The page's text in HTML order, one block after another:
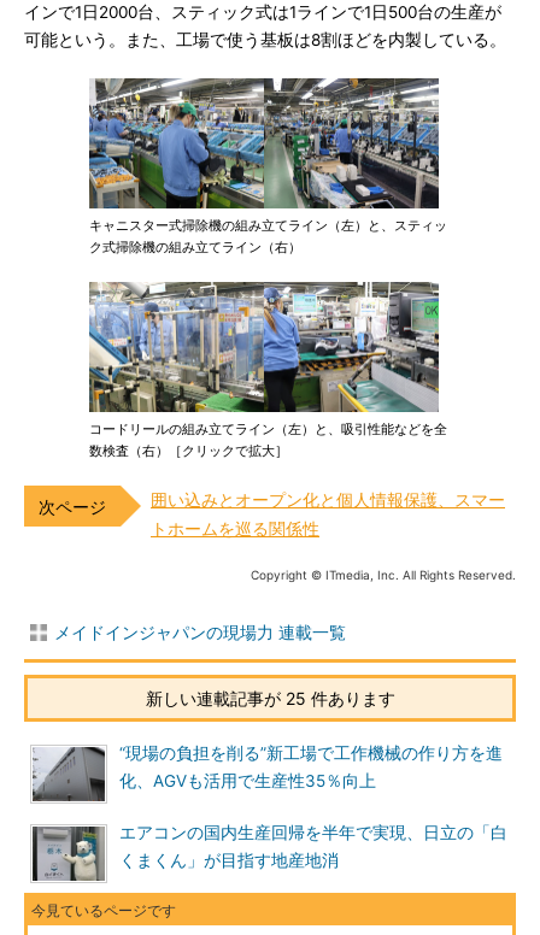
インで1日2000台、スティック式は1ラインで1日500台の生産が
可能という。また、工場で使う基板は8割ほどを内製している。
キャニスター式掃除機の組み立てライン（左）と、スティッ
ク式掃除機の組み立てライン（右）
コードリールの組み立てライン（左）と、吸引性能などを全
数検査（右）［クリックで拡大］
囲い込みとオープン化と個人情報保護、スマー
トホームを巡る関係性
Copyright © ITmedia, Inc. All Rights Reserved.
メイドインジャパンの現場力 連載一覧
新しい連載記事が 25 件あります
“現場の負担を削る”新工場で工作機械の作り方を進
化、AGVも活用で生産性35％向上
エアコンの国内生産回帰を半年で実現、日立の「白
くまくん」が目指す地産地消